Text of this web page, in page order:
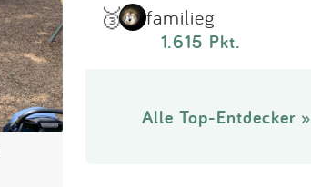
🥉 familieg
1.615 Pkt.
Alle Top-Entdecker »